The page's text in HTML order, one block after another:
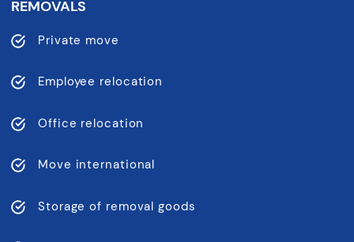
REMOVALS
Private move
Employee relocation
Office relocation
Move international
Storage of removal goods